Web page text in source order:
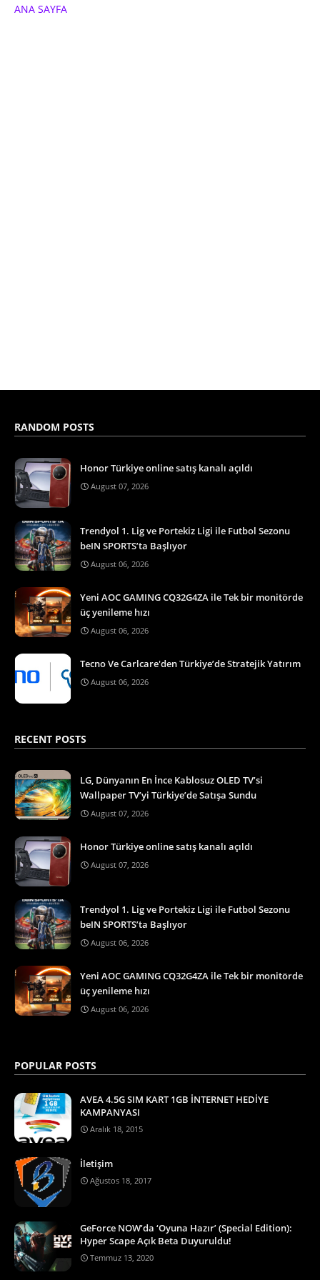
ANA SAYFA
RANDOM POSTS
Honor Türkiye online satış kanalı açıldı
August 07, 2026
Trendyol 1. Lig ve Portekiz Ligi ile Futbol Sezonu
beIN SPORTS’ta Başlıyor
August 06, 2026
Yeni AOC GAMING CQ32G4ZA ile Tek bir monitörde
üç yenileme hızı
August 06, 2026
Tecno Ve Carlcare'den Türkiye’de Stratejik Yatırım
August 06, 2026
RECENT POSTS
LG, Dünyanın En İnce Kablosuz OLED TV’si
Wallpaper TV’yi Türkiye’de Satışa Sundu
August 07, 2026
Honor Türkiye online satış kanalı açıldı
August 07, 2026
Trendyol 1. Lig ve Portekiz Ligi ile Futbol Sezonu
beIN SPORTS’ta Başlıyor
August 06, 2026
Yeni AOC GAMING CQ32G4ZA ile Tek bir monitörde
üç yenileme hızı
August 06, 2026
POPULAR POSTS
AVEA 4.5G SIM KART 1GB İNTERNET HEDİYE
KAMPANYASI
Aralık 18, 2015
İletişim
Ağustos 18, 2017
GeForce NOW’da ‘Oyuna Hazır’ (Special Edition):
Hyper Scape Açık Beta Duyuruldu!
Temmuz 13, 2020